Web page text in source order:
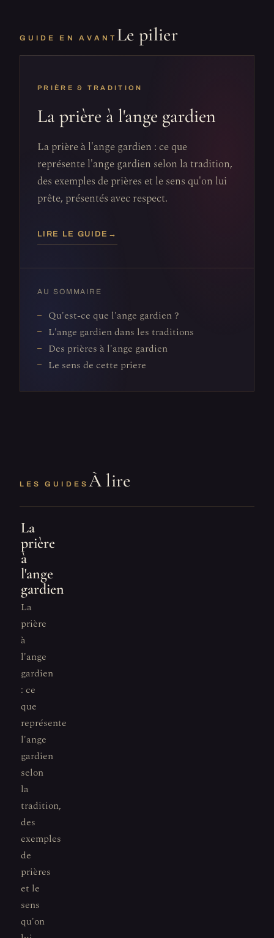
GUIDE EN AVANT Le pilier
PRIÈRE & TRADITION
La prière à l'ange gardien
La prière à l'ange gardien : ce que
représente l'ange gardien selon la tradition,
des exemples de prières et le sens qu'on lui
prête, présentés avec respect.
LIRE LE GUIDE →
AU SOMMAIRE
Qu'est-ce que l'ange gardien ?
L'ange gardien dans les traditions
Des prières à l'ange gardien
Le sens de cette priere
LES GUIDES À lire
La
prière
à
l'ange
gardien
La
prière
à
l'ange
gardien
: ce
que
représente
l'ange
gardien
selon
la
tradition,
des
exemples
de
prières
et le
sens
qu'on